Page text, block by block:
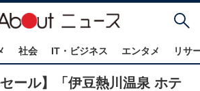
社会 IT・ビジネス エンタメ リサ
セール】「伊豆熱川温泉 ホテ